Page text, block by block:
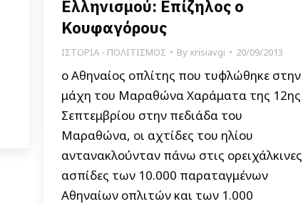
Ελληνισμού: Επίζηλος ο
Κουφαγόρους
ΙΣΤΟΡΙΑ - ΠΟΛΙΤΙΣΜΟΣ Byxrisiavgi 20/09/2013
ο Αθηναίος οπλίτης που τυφλώθηκε στην
μάχη του Μαραθώνα Χαράματα της 12ης
Σεπτεμβρίου στην πεδιάδα του
Μαραθώνα, οι αχτίδες του ηλίου
αντανακλούνταν πάνω στις ορειχάλκινες
ασπίδες των 10.000 παραταγμένων
Αθηναίων οπλιτών και των 1.000